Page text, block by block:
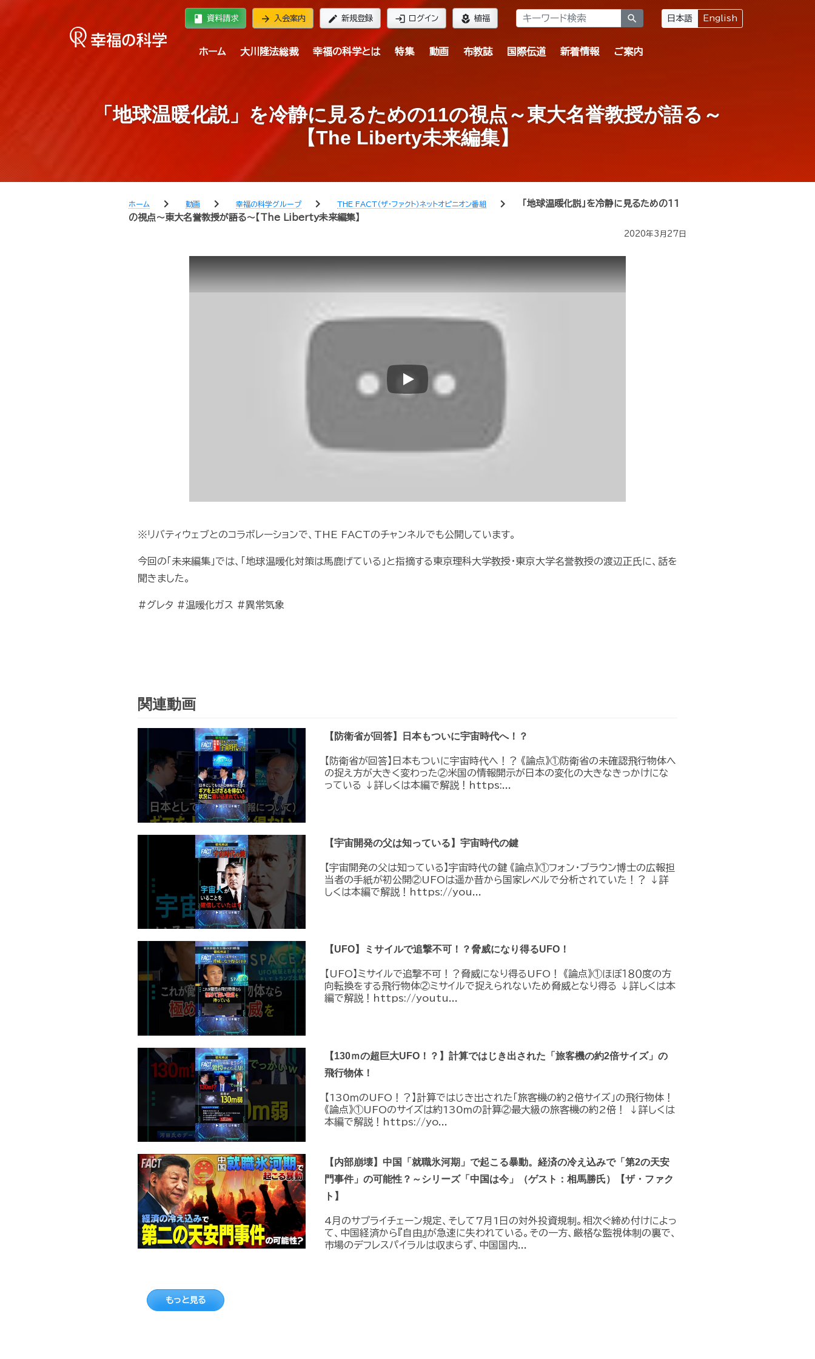
book 資料請求 arrow_forward 入会案内 edit 新規登録 login ログイン local_florist 植福 search 日本語 English
ホーム 大川隆法総裁 幸福の科学とは 特集 動画 布教誌 国際伝道 新着情報 ご案内
「地球温暖化説」を冷静に見るための11の視点～東大名誉教授が語る～
【The Liberty未来編集】
ホーム chevron_right 動画 chevron_right 幸福の科学グループ chevron_right THE FACT（ザ・ファクト）ネットオピニオン番組 chevron_right
「地球温暖化説」を冷静に見るための11
の視点～東大名誉教授が語る～【The Liberty未来編集】
2020年3月27日
Play
※リバティウェブとのコラボレーションで、THE FACTのチャンネルでも公開しています。
今回の「未来編集」では、「地球温暖化対策は馬鹿げている」と指摘する東京理科大学教授・東京大学名誉教授の渡辺正氏に、話を
聞きました。
#グレタ #温暖化ガス #異常気象
関連動画
【防衛省が回答】日本もついに宇宙時代へ！？
【防衛省が回答】日本もついに宇宙時代へ！？ 《論点》①防衛省の未確認飛行物体へ
の捉え方が大きく変わった②米国の情報開示が日本の変化の大きなきっかけにな
っている ↓詳しくは本編で解説！https:...
【宇宙開発の父は知っている】宇宙時代の鍵
【宇宙開発の父は知っている】宇宙時代の鍵 《論点》①フォン・ブラウン博士の広報担
当者の手紙が初公開②UFOは遥か昔から国家レベルで分析されていた！？ ↓詳
しくは本編で解説！https://you...
【UFO】ミサイルで追撃不可！？脅威になり得るUFO！
【UFO】ミサイルで追撃不可！？脅威になり得るUFO！ 《論点》①ほぼ１８０度の方
向転換をする飛行物体②ミサイルで捉えられないため脅威となり得る ↓詳しくは本
編で解説！https://youtu...
【130ｍの超巨大UFO！？】計算ではじき出された「旅客機の約2倍サイズ」の
飛行物体！
【130ｍのUFO！？】計算ではじき出された「旅客機の約2倍サイズ」の飛行物体！
《論点》①UFOのサイズは約130ｍの計算②最大級の旅客機の約2倍！ ↓詳しくは
本編で解説！https://yo...
【内部崩壊】中国「就職氷河期」で起こる暴動。経済の冷え込みで「第2の天安
門事件」の可能性？～シリーズ「中国は今」（ゲスト：相馬勝氏）【ザ・ファク
ト】
4月のサプライチェーン規定、そして7月1日の対外投資規制。相次ぐ締め付けによっ
て、中国経済から『自由』が急速に失われている。その一方、厳格な監視体制の裏で、
市場のデフレスパイラルは収まらず、中国国内...
もっと見る